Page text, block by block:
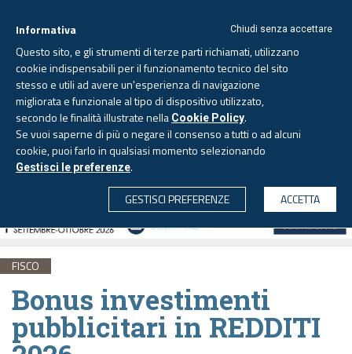
CERCA
Venerdì, 7 agosto 2026 - Aggiornato alle 6.00
FISCO
Bonus investimenti
pubblicitari in REDDITI
Chiudi senza accettare
Informativa
Questo sito, e gli strumenti di terze parti richiamati, utilizzano
cookie indispensabili per il funzionamento tecnico del sito
stesso e utili ad avere un'esperienza di navigazione
migliorata e funzionale al tipo di dispositivo utilizzato,
secondo le finalità illustrate nella Cookie Policy.
Se vuoi saperne di più o negare il consenso a tutti o ad alcuni
cookie, puoi farlo in qualsiasi momento selezionando
Gestisci le preferenze.
GESTISCI PREFERENZE
ACCETTA